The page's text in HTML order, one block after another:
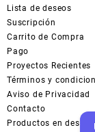
Lista de deseos
Suscripción
Carrito de Compra
Pago
Proyectos Recientes
Términos y
Aviso de Privacidad
Contacto
Productos en